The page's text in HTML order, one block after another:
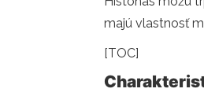
majú vlastnosť
[TOC]